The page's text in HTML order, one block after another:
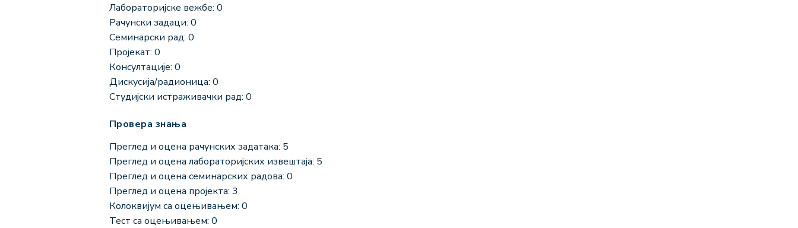
Лабораторијске вежбе: 0
Рачунски задаци: 0
Семинарски рад: 0
Пројекат: 0
Консултације: 0
Дискусија/радионица: 0
Студијски истраживачки рад: 0
Провера знања
Преглед и оцена рачунских задатака: 5
Преглед и оцена лабораторијских извештаја: 5
Преглед и оцена семинарских радова: 0
Преглед и оцена пројекта: 3
Колоквијум са оцењивањем: 0
Тест са оцењивањем: 0